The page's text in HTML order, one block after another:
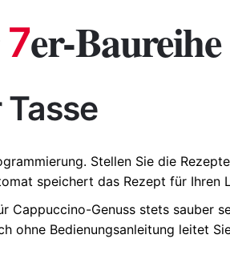
7er-Baureihe
Stellen Sie die
speichert das Rezept für Ihren
Genuss stets sauber
ohne Bedienungsanleitung leitet